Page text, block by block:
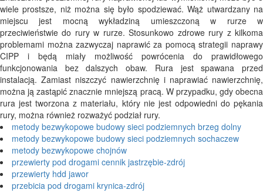
wiele prostsze, niż można się było spodziewać. Wąż utwardzany na
miejscu jest mocną wykładziną umieszczoną w rurze w
przeciwieństwie do rury w rurze. Stosunkowo zdrowe rury z kilkoma
problemami można zazwyczaj naprawić za pomocą strategii naprawy
CIPP i będą miały możliwość powrócenia do prawidłowego
funkcjonowania bez dalszych obaw. Rura jest spawana przed
instalacją. Zamiast niszczyć nawierzchnię i naprawiać nawierzchnię,
można ją zastąpić znacznie mniejszą pracą. W przypadku, gdy obecna
rura jest tworzona z materiału, który nie jest odpowiedni do pękania
rury, można również rozważyć podział rury.
metody bezwykopowe budowy sieci podziemnych brzeg dolny
metody bezwykopowe budowy sieci podziemnych sochaczew
metody bezwykopowe chojnów
przewierty pod drogami cennik jastrzębie-zdrój
przewierty hdd jawor
przebicia pod drogami krynica-zdrój